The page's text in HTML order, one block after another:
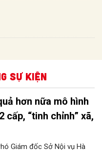
sự kiện
hơn nữa mô hình
cấp, “tinh chỉnh” xã,
Giám đốc Sở Nội vụ Hà